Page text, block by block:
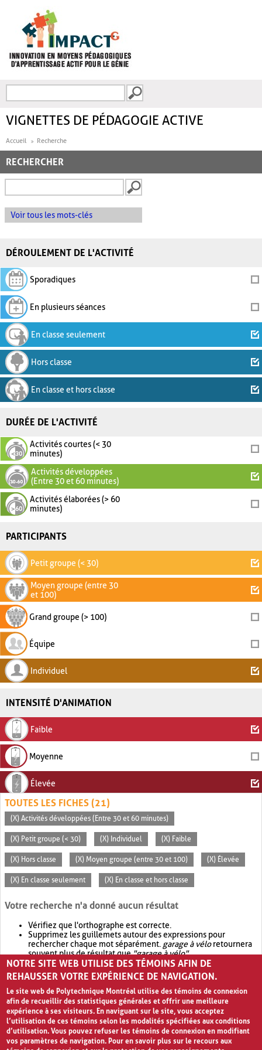
FORMULAIRE DE
VIGNETTES DE PÉDAGOGIE ACTIVE
Accueil Recherche
RECHERCHER
Voir tous les mots-clés
DÉROULEMENT DE L'ACTIVITÉ
Sporadiques
En plusieurs séances
En classe seulement
Hors classe
En classe et hors classe
DURÉE DE L'ACTIVITÉ
Activités courtes (< 30
minutes)
Activités développées
(Entre 30 et 60 minutes)
Activités élaborées (> 60
minutes)
PARTICIPANTS
Petit groupe (< 30)
Moyen groupe (entre 30
et 100)
Grand groupe (> 100)
Équipe
Individuel
INTENSITÉ D'ANIMATION
Faible
Moyenne
Élevée
TOUTES LES FICHES (21)
(X) Activités développées (Entre 30 et 60 minutes)
(X) Petit groupe (< 30) (X) Individuel (X) Faible
(X) Hors classe (X) Moyen groupe (entre 30 et 100) (X) Élevée
(X) En classe seulement (X) En classe et hors classe
Votre recherche n'a donné aucun résultat
Vérifiez que l'orthographe est correcte.
Supprimez les guillemets autour des expressions pour
rechercher chaque mot séparément. garage à véloretournera
souvent plus de résultat que"garage à vélo".
Envisagez d'élargir votre recherche avec OR.garage OR vélo
retournera souvent plus de résultat quegarage à vélo
NOTRE SITE WEB UTILISE DES TÉMOINS AFIN DE
REHAUSSER VOTRE EXPÉRIENCE DE NAVIGATION.
Le site web de Polytechnique Montréal utilise des témoins de connexion
afin de recueillir des statistiques générales et offrir une meilleure
expérience à ses visiteurs. En naviguant sur le site, vous acceptez
l’utilisation de ces témoins selon les modalités spécifiées aux conditions
d’utilisation. Vous pouvez refuser les témoins de connexion en modifiant
vos paramètres de navigation. Pour en savoir plus sur le recours aux